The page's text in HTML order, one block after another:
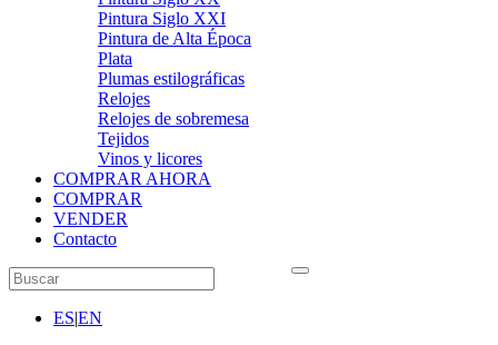
Pintura Siglo XXI
Pintura de Alta Época
Plata
Plumas estilográficas
Relojes
Relojes de sobremesa
Tejidos
Vinos y licores
COMPRAR AHORA
COMPRAR
VENDER
Contacto
ES|EN